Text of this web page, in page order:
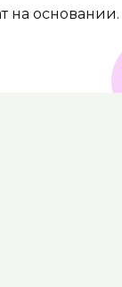
на основании.